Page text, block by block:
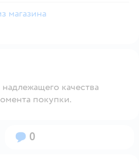
магазина
качества
покупки.
Вопросов:
0